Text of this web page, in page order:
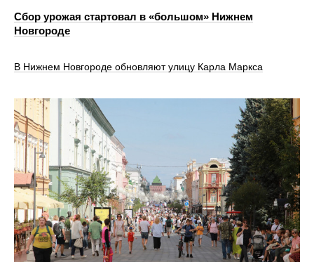
Сбор урожая стартовал в «большом» Нижнем
Новгороде
В Нижнем Новгороде обновляют улицу Карла Маркса